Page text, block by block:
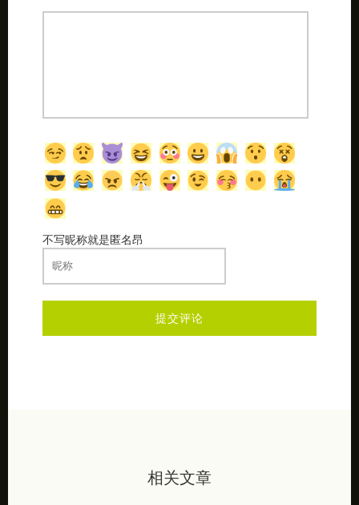
不写昵称就是匿名昂
相关文章